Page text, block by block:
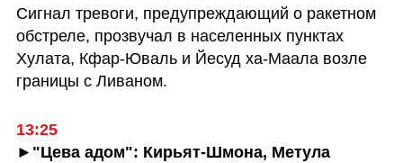
Сигнал тревоги, предупреждающий о ракетном
обстреле, прозвучал в населенных пунктах
Хулата, Кфар-Юваль и Йесуд ха-Маала возле
границы с Ливаном.
13:25
►"Цева адом": Кирьят-Шмона, Метула